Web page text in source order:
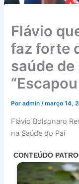
Flávio
faz forte
saúde de
Poradmin/março 14,
Flávio Bolsonaro
na Saúde do Pai